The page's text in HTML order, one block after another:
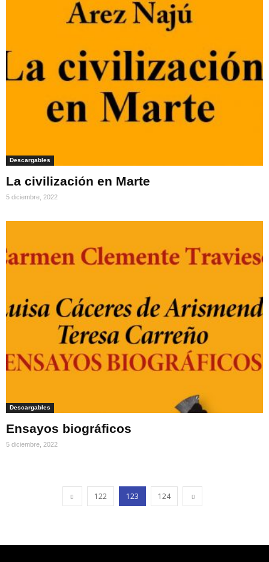
Descargables
La civilización en Marte
5 diciembre, 2022
Descargables
Ensayos biográficos
5 diciembre, 2022
122 123 124